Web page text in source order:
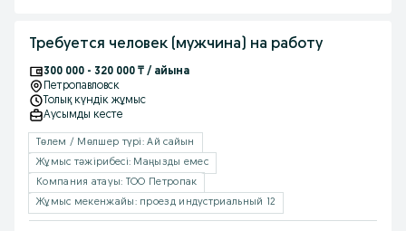
Требуется человек (мужчина) на работу
300 000 - 320 000 ₸ / айына
Петропавловск
Толық күндік жұмыс
Аусымды кесте
Төлем / Мөлшер түрі: Ай сайын
Жұмыс тəжірибесі: Маңызды емес
Компания атауы: ТОО Петропак
Жұмыс мекенжайы: проезд индустриальный 12